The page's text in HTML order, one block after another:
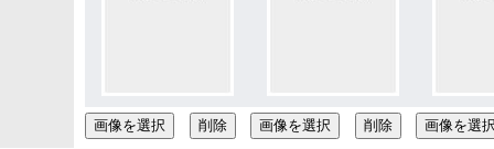
画像を選択 画像を選択 画像を選